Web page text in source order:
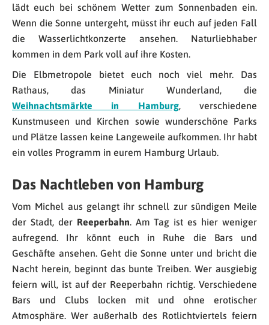
lädt euch bei schönem Wetter zum Sonnenbaden ein.
Wenn die Sonne untergeht, müsst ihr euch auf jeden Fall
die Wasserlichtkonzerte ansehen. Naturliebhaber
kommen in dem Park voll auf ihre Kosten.
Die Elbmetropole bietet euch noch viel mehr. Das
Rathaus, das Miniatur Wunderland, die
Weihnachtsmärkte in Hamburg, verschiedene
Kunstmuseen und Kirchen sowie wunderschöne Parks
und Plätze lassen keine Langeweile aufkommen. Ihr habt
ein volles Programm in eurem Hamburg Urlaub.
Das Nachtleben von Hamburg
Vom Michel aus gelangt ihr schnell zur sündigen Meile
der Stadt, der Reeperbahn. Am Tag ist es hier weniger
aufregend. Ihr könnt euch in Ruhe die Bars und
Geschäfte ansehen. Geht die Sonne unter und bricht die
Nacht herein, beginnt das bunte Treiben. Wer ausgiebig
feiern will, ist auf der Reeperbahn richtig. Verschiedene
Bars und Clubs locken mit und ohne erotischer
Atmosphäre. Wer außerhalb des Rotlichtviertels feiern